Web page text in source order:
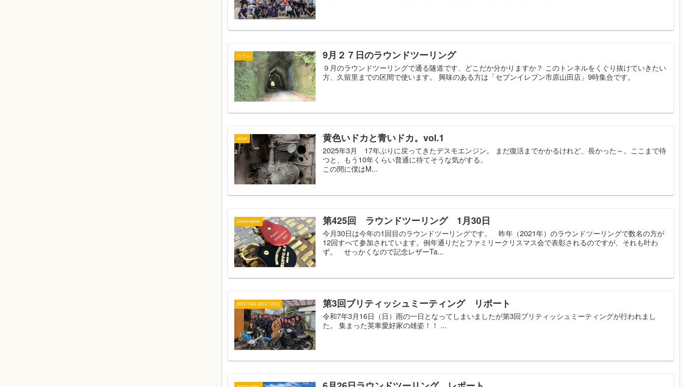
コラム 9月２７日のラウンドツーリング
９月のラウンドツーリングで通る隧道です、どこだか分かりますか？ このトンネルをくぐり抜けていきたい
方、久留里までの区間で使います。 興味のある方は「セブンイレブン市原山田店」9時集合です。
other 黄色いドカと青いドカ。vol.1
2025年3月 17年ぶりに戻ってきたデスモエンジン。 まだ復活までかかるけれど、長かった～。ここまで待
つと、もう10年くらい普通に待てそうな気がする。
この間に僕はM...
information 第425回 ラウンドツーリング 1月30日
今月30日は今年の1回目のラウンドツーリングです。 昨年（2021年）のラウンドツーリングで数名の方が
12回すべて参加されています。例年通りだとファミリークリスマス会で表彰されるのですが、それも叶わ
ず。 せっかくなので記念レザーTa...
BRITISH MEETING 第3回ブリティッシュミーティング リポート
令和7年3月16日（日）雨の一日となってしまいましたが第3回ブリティッシュミーティングが行われまし
た。 集まった英車愛好家の雄姿！！ ...